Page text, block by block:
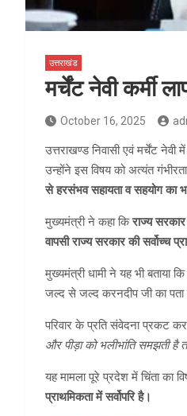
उत्तराखंड
मर्चेंट नेवी कर्मी
October 16, 2025
उत्तराखण्ड निवासी एवं मर्चेंट नेवी
उन्होंने इस विषय को अत्यंत
से हरसंभव सहायता व सहयोग का
मुख्यमंत्री ने कहा किराज्य
वापसी राज्य सरकार की सर्वोच्च
मुख्यमंत्री धामी ने यह भी बताया कि
जल्द से जल्द करनदीप जी का
परिवार के प्रति संवेदना प्रकट
और पीड़ा को भलीभांति समझती है
यह मामला पूरे प्रदेश में चिंता का
प्राथमिकता में सर्वोपरि है।